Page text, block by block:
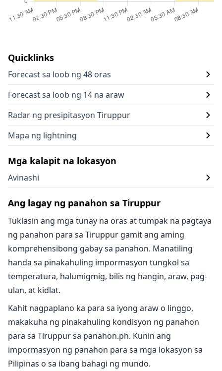
Quicklinks
Forecast sa loob ng 48 oras
Forecast sa loob ng 14 na araw
Radar ng presipitasyon Tiruppur
Mapa ng lightning
Mga kalapit na lokasyon
Avinashi
Ang lagay ng panahon sa Tiruppur
Tuklasin ang mga tunay na oras at tumpak na pagtaya
ng panahon para sa Tiruppur gamit ang aming
komprehensibong gabay sa panahon. Manatiling
handa sa pinakahuling impormasyon tungkol sa
temperatura, halumigmig, bilis ng hangin, araw, pag-
ulan, at kidlat.
Kahit nagpaplano ka para sa iyong araw o linggo,
makakuha ng pinakahuling kondisyon ng panahon
para sa Tiruppur sa panahon.ph. Kunin ang
impormasyon ng panahon para sa mga lokasyon sa
Pilipinas o sa ibang bahagi ng mundo.